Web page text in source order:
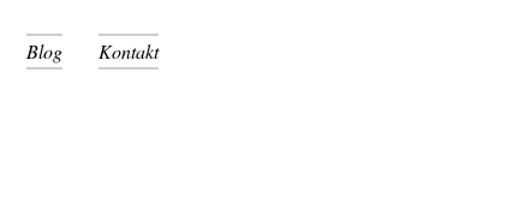
Blog Kontakt